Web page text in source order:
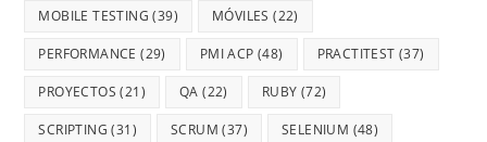
MOBILE TESTING (39) MÓVILES (22)
PERFORMANCE (29) PMI ACP (48) PRACTITEST (37)
PROYECTOS (21) QA (22) RUBY (72)
SCRIPTING (31) SCRUM (37) SELENIUM (48)